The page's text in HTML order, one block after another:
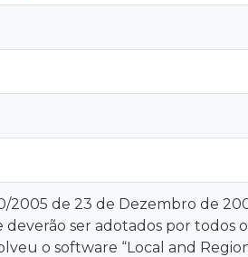
2005 de 23 de Dezembro de
ser adotados por todos
o software “Local and